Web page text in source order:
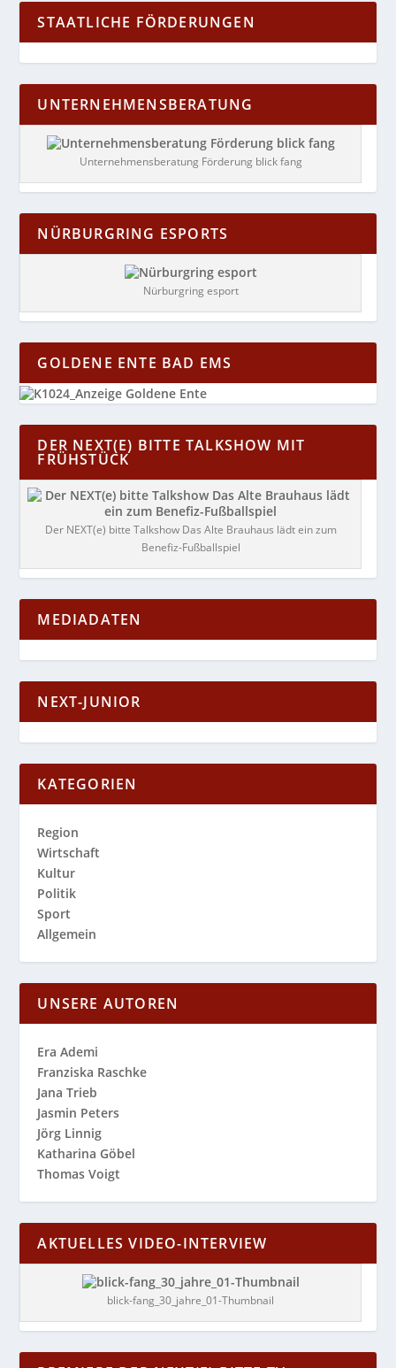
STAATLICHE FÖRDERUNGEN
UNTERNEHMENSBERATUNG
Unternehmensberatung Förderung blick fang
NÜRBURGRING ESPORTS
Nürburgring esport
GOLDENE ENTE BAD EMS
DER NEXT(E) BITTE TALKSHOW MIT
FRÜHSTÜCK
Der NEXT(e) bitte Talkshow Das Alte Brauhaus lädt ein zum
Benefiz-Fußballspiel
MEDIADATEN
NEXT-JUNIOR
KATEGORIEN
Region
Wirtschaft
Kultur
Politik
Sport
Allgemein
UNSERE AUTOREN
Era Ademi
Franziska Raschke
Jana Trieb
Jasmin Peters
Jörg Linnig
Katharina Göbel
Thomas Voigt
AKTUELLES VIDEO-INTERVIEW
blick-fang_30_jahre_01-Thumbnail